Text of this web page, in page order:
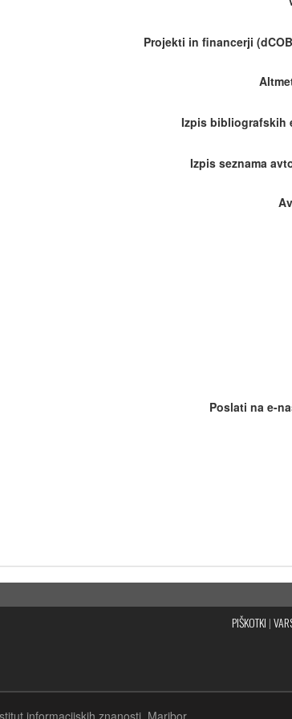
Projekti in financerji
Izpis bibliografskih
Izpis seznama
Poslati na e-
PIŠKOTKI |
informacijskih znanosti, Maribor